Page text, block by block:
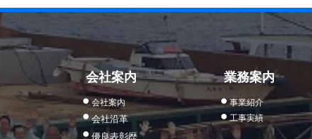
会社案内
会社案内
会社沿革
優良表彰歴
業務案内
事業紹介
工事実績